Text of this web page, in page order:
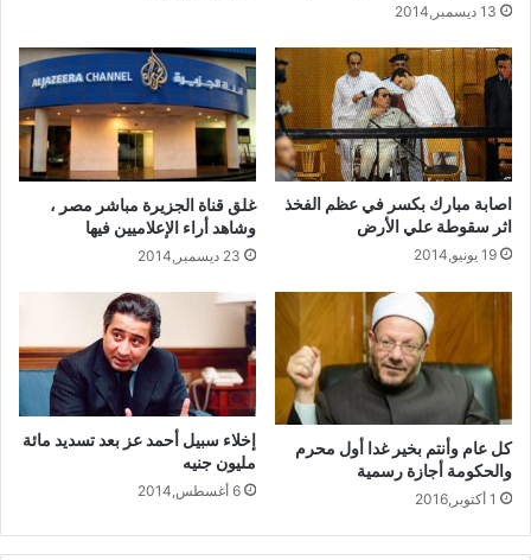
13 ديسمبر,2014
اصابة مبارك بكسر في عظم الفخذ
اثر سقوطة علي الأرض
19 يونيو,2014
غلق قناة الجزيرة مباشر مصر ،
وشاهد أراء الإعلاميين فيها
23 ديسمبر,2014
كل عام وأنتم بخير غدا أول محرم
والحكومة أجازة رسمية
1 أكتوبر,2016
إخلاء سبيل أحمد عز بعد تسديد مائة
مليون جنيه
6 أغسطس,2014